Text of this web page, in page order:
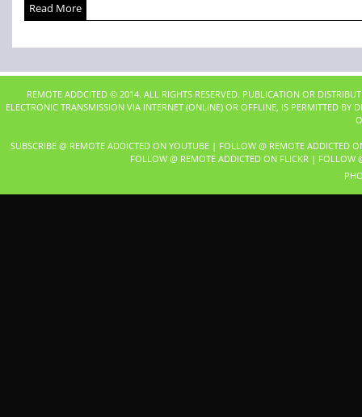
Read More
REMOTE ADDCITED © 2014. ALL RIGHTS RESERVED. PUBLICATION OR
ELECTRONIC TRANSMISSION VIA INTERNET (ONLINE) OR OFFLINE, IS PERMITTED
SUBSCRIBE @ REMOTE ADDICTED ON YOUTUBE| FOLLOW @ REMOTE ADDICTED
FOLLOW @ REMOTE ADDICTED ON FLICKR| FOLLOW